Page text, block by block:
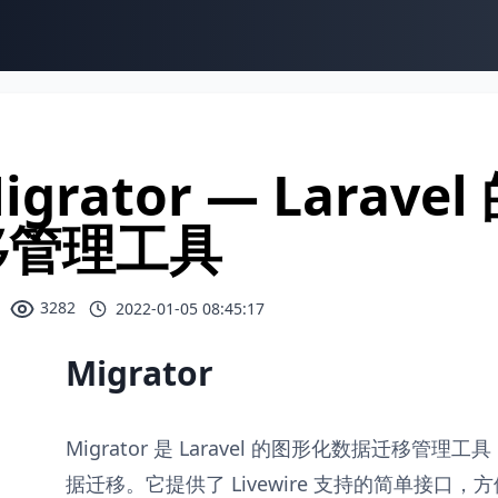
— Laravel
理工具
3282 2022-01-05 08:45:17
Migrator
Migrator 是 Laravel 的图形化数据迁移管理工
据迁移。它提供了 Livewire 支持的简单接口，